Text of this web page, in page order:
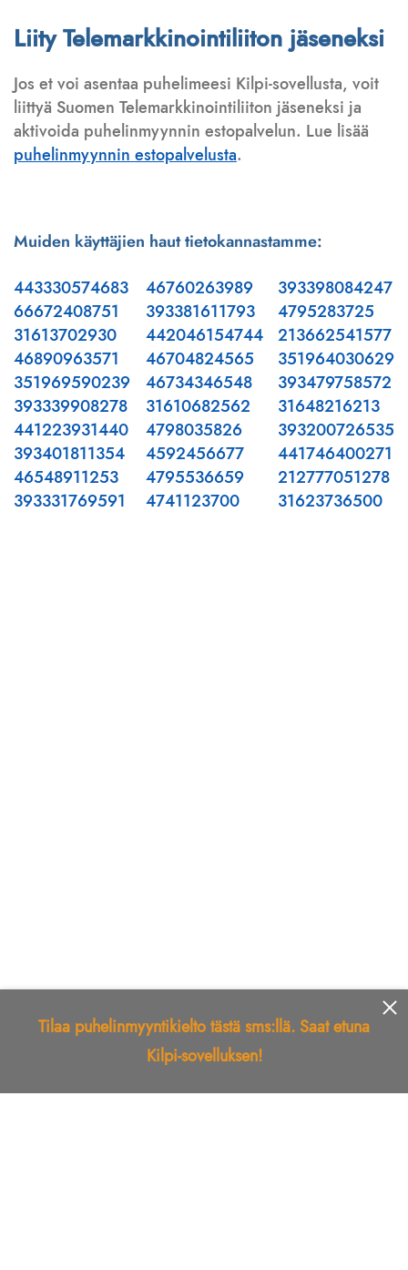
Liity Telemarkkinointiliiton jäseneksi
Jos et voi asentaa puhelimeesi Kilpi-sovellusta, voit
liittyä Suomen Telemarkkinointiliiton jäseneksi ja
aktivoida puhelinmyynnin estopalvelun. Lue lisää
puhelinmyynnin estopalvelusta.
Muiden käyttäjien haut tietokannastamme:
443330574683
66672408751
31613702930
46890963571
351969590239
393339908278
441223931440
393401811354
46548911253
393331769591
46760263989
393381611793
442046154744
46704824565
46734346548
31610682562
4798035826
4592456677
4795536659
4741123700
393398084247
4795283725
213662541577
351964030629
393479758572
31648216213
393200726535
441746400271
212777051278
31623736500
Tilaa puhelinmyyntikielto tästä sms:llä. Saat etuna
Kilpi-sovelluksen!